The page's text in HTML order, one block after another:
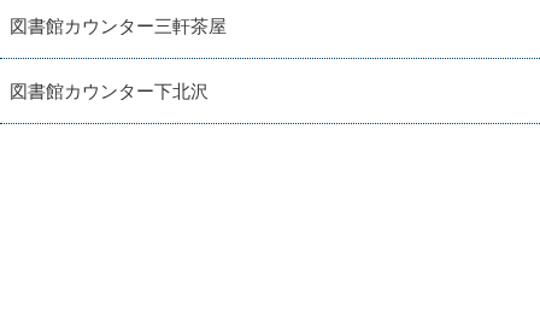
図書館カウンター三軒茶屋
図書館カウンター下北沢